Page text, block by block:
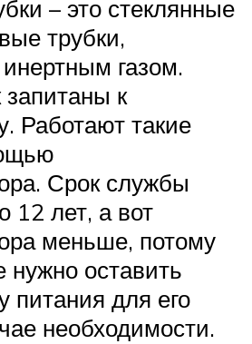
– это стеклянные
трубки,
газом.
к
Работают такие
Срок службы
12 лет, а вот
меньше, потому
нужно оставить
питания для его
необходимости.